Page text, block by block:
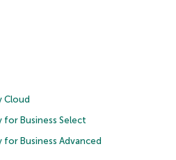
Cloud
for Business Select
for Business Advanced